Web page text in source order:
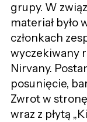
grupy. W
materiał było
członkach
wyczekiwany
Nirvany.
posunięcie,
Zwrot w
wraz z płytą